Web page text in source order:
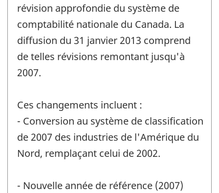
révision approfondie du système de
comptabilité nationale du Canada. La
diffusion du 31 janvier 2013 comprend
de telles révisions remontant jusqu'à
2007.
Ces changements incluent :
- Conversion au système de classification
de 2007 des industries de l'Amérique du
Nord, remplaçant celui de 2002.
- Nouvelle année de référence (2007)